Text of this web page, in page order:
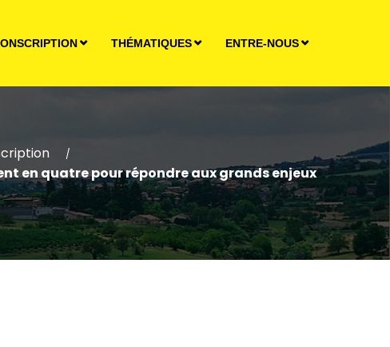
THÉMATIQUES ENTRE-NOUS
/
en quatre pour répondre aux grands enjeux